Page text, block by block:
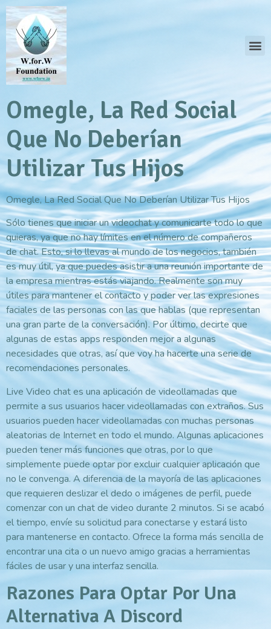
Omegle, La Red Social
Que No Deberían
Utilizar Tus Hijos
Omegle, La Red Social Que No Deberían Utilizar Tus Hijos
Sólo tienes que iniciar un videochat y comunicarte todo lo que
quieras, ya que no hay límites en el número de compañeros
de chat. Esto, si lo llevas al mundo de los negocios, también
es muy útil, ya que puedes asistir a una reunión importante de
la empresa mientras estás viajando. Realmente son muy
útiles para mantener el contacto y poder ver las expresiones
faciales de las personas con las que hablas (que representan
una gran parte de la conversación). Por último, decirte que
algunas de estas apps responden mejor a algunas
necesidades que otras, así que voy ha hacerte una serie de
recomendaciones personales.
Live Video chat es una aplicación de videollamadas que
permite a sus usuarios hacer videollamadas con extraños. Sus
usuarios pueden hacer videollamadas con muchas personas
aleatorias de Internet en todo el mundo. Algunas aplicaciones
pueden tener más funciones que otras, por lo que
simplemente puede optar por excluir cualquier aplicación que
no le convenga. A diferencia de la mayoría de las aplicaciones
que requieren deslizar el dedo o imágenes de perfil, puede
comenzar con un chat de video durante 2 minutos. Si se acabó
el tiempo, envíe su solicitud para conectarse y estará listo
para mantenerse en contacto. Ofrece la forma más sencilla de
encontrar una cita o un nuevo amigo gracias a herramientas
fáciles de usar y una interfaz sencilla.
Razones Para Optar Por Una
Alternativa A Discord